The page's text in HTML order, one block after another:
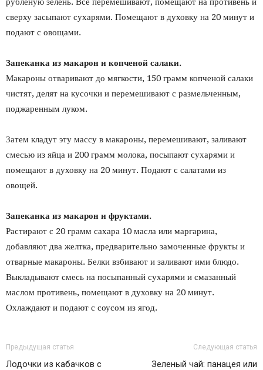
сверху засыпают сухарями. Помещают в духовку на 20 минут и
подают с овощами.
Запеканка из макарон и копченой салаки.
Макароны отваривают до мягкости, 150 грамм копченой салаки
чистят, делят на кусочки и перемешивают с размельченным,
поджаренным луком.
Затем кладут эту массу в макароны, перемешивают, заливают
смесью из яйца и 200 грамм молока, посыпают сухарями и
помещают в духовку на 20 минут. Подают с салатами из
овощей.
Запеканка из макарон и фруктами.
Растирают с 20 грамм сахара 10 масла или маргарина,
добавляют два желтка, предварительно замоченные фрукты и
отварные макароны. Белки взбивают и заливают ими блюдо.
Выкладывают смесь на посыпанный сухарями и смазанный
маслом противень, помещают в духовку на 20 минут.
Охлаждают и подают с соусом из ягод.
Предыдущая статья
Лодочки из кабачков с
Следующая статья
Зеленый чай: панацея или